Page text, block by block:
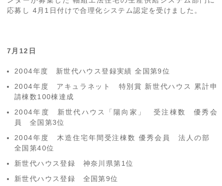
応募し 4月1日付けで合理化システム認定を受けました。
7月12日
2004年度 新世代ハウス登録実績 全国第9位
2004年度 アキュラネット 特別賞 新世代ハウス 累計申
請棟数100棟達成
2004年度 新世代ハウス「陽向家」 受注棟数 優秀会
員 全国第3位
2004年度 木造住宅年間受注棟数 優秀会員 法人の部
全国第40位
新世代ハウス登録 神奈川県第1位
新世代ハウス登録 全国第9位